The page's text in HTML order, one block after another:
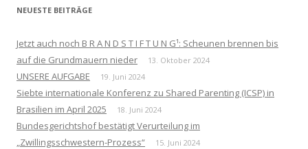
NEUESTE BEITRÄGE
Jetzt auch noch B R A N D S T I F T U N G¹: Scheunen brennen bis
auf die Grundmauern nieder
13. Oktober 2024
UNSERE AUFGABE 19. Juni 2024
Siebte internationale Konferenz zu Shared Parenting (ICSP) in
Brasilien im April 2025
18. Juni 2024
Bundesgerichtshof bestätigt Verurteilung im
„Zwillingsschwestern-Prozess“
15. Juni 2024